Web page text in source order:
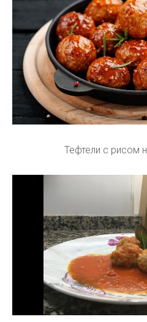
Тефтели с рисом